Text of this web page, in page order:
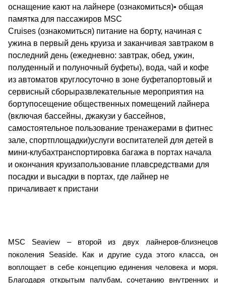
MSC Seaview – второй из двух лайнеров-близнецов
поколения Seaside. Как и другие суда этого класса, он
воплощает в себе концепцию единения человека и моря.
Благодаря открытым палубам, сочетанию внутренних и
оснащение кают на лайнере (ознакомиться)• общая
памятка для пассажиров MSC
Cruises (ознакомиться) питание на борту, начиная с
ужина в первый день круиза и заканчивая завтраком в
последний день (ежедневно: завтрак, обед, ужин,
полуденный и полуночный буфеты), вода, чай и кофе
из автоматов круглосуточно в зоне буфетапортовый и
сервисный сборыразвлекательные мероприятия на
бортупосещение общественных помещений лайнера
(включая бассейны, джакузи у бассейнов,
самостоятельное пользование тренажерами в фитнес
зале, спортплощадки)услуги воспитателей для детей в
мини-клубахтранспортировка багажа в портах начала
и окончания круизапользование плавсредствами для
посадки и высадки в портах, где лайнер не
причаливает к пристани